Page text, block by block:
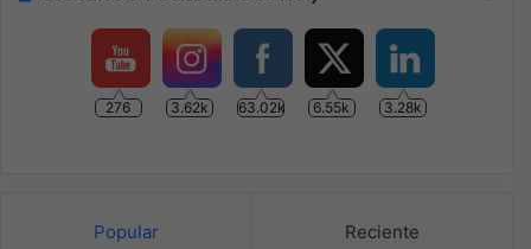
276 3.62k 63.02k 6.55k 3.28k
Popular Reciente